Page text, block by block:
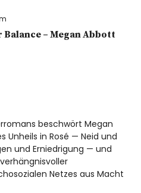
Balance – Megan Abbott
beschwört Megan
Unheils in Rosé — Neid und
und Erniedrigung — und
Netzes aus Macht